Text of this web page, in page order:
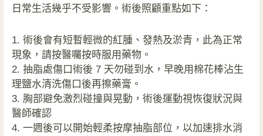
日常生活幾乎不受影響。術後照顧重點如下：
1. 術後會有短暫輕微的紅腫、發熱及淤青，此為正常
現象，請按醫囑按時服用藥物。
2. 抽脂處傷口術後 7 天勿碰到水，早晚用棉花棒沾生
理鹽水清洗傷口後再擦藥膏。
3. 胸部避免激烈碰撞與晃動，術後運動視恢復狀況與
醫師確認
4. 一週後可以開始輕柔按摩抽脂部位，以加速排水消